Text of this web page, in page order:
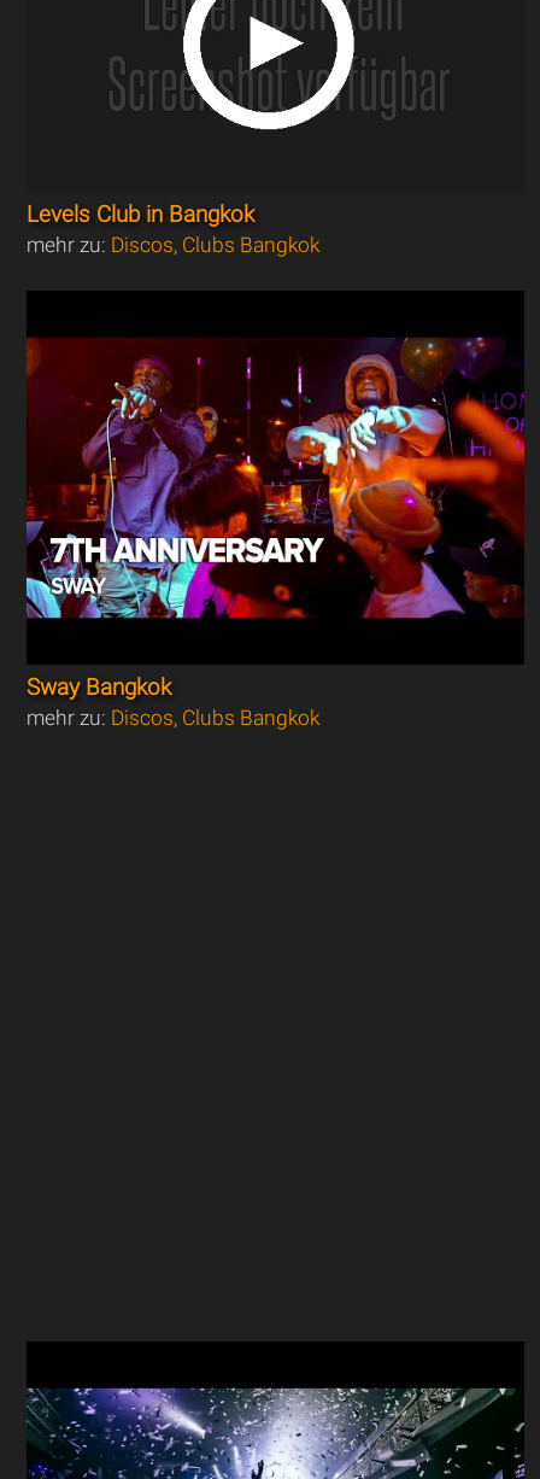
Levels Club in Bangkok
mehr zu: Discos, Clubs Bangkok
Sway Bangkok
mehr zu: Discos, Clubs Bangkok